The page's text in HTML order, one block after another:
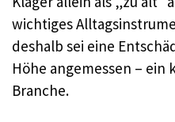
wichtiges
deshalb sei eine
Höhe angemessen – ein
Branche.